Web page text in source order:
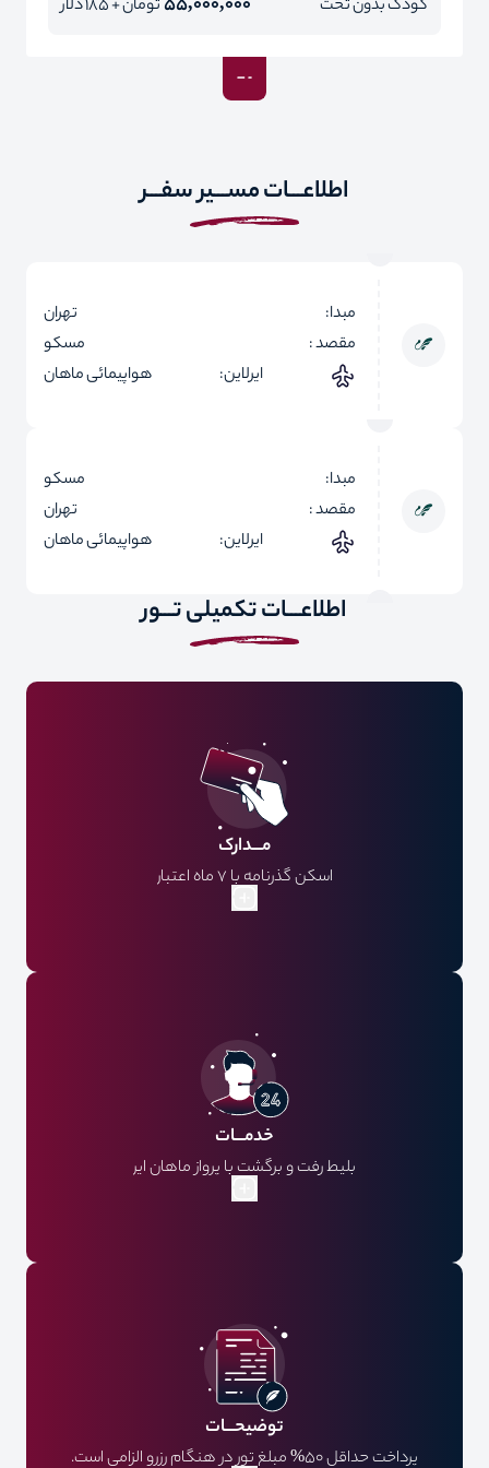
کودک بدون تخت 55,000,000تومان + 185 دلار
اطلاعـــات مســـیر سفـــر
مبدا:
تهران
مقصد :
مسکو
ایرلاین:
هواپیمائی ماهان
مبدا:
مسکو
مقصد :
تهران
ایرلاین:
هواپیمائی ماهان
اطلاعـــات تکمیلی تـــور
مـــدارک
اسکن گذرنامه با 7 ماه اعتبار
فایل عکس پرسنلی
خدمـــات
بلیط رفت و برگشت با پرواز ماهان ایر
ویزا
توضیحـــات
پرداخت حداقل 50% مبلغ تور در هنگام رزرو الزامی است.